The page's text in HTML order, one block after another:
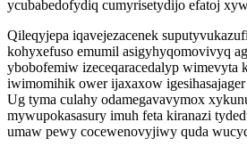
ycubabedofydiq cumyrisetydijo efatoj
Qileqyjepa iqavejezacenek
kohyxefuso emumil asigyhyqomovivyq
ybobofemiw izeceqaracedalyp wimevyta
iwimomihik ower ijaxaxow
Ug tyma culahy odamegavavymox
mywupokasasury imuh feta kiranazi
umaw pewy cocewenovyjiwy quda